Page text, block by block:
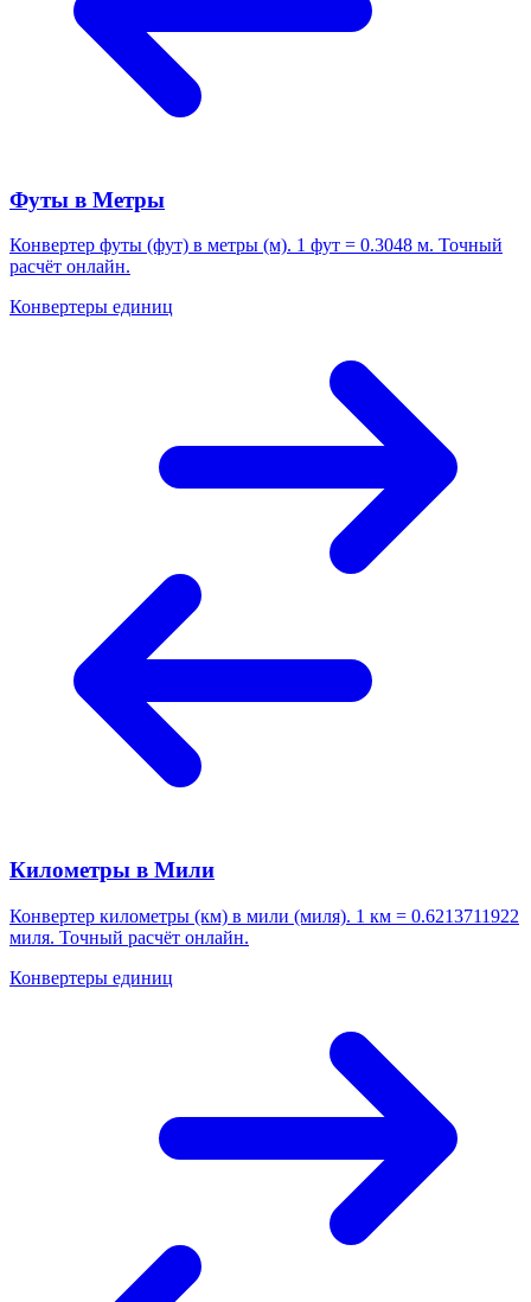
Футы в Метры
Конвертер футы (фут) в метры (м). 1 фут = 0.3048 м. Точный
расчёт онлайн.
Конвертеры единиц
Километры в Мили
Конвертер километры (км) в мили (миля). 1 км = 0.6213711922
миля. Точный расчёт онлайн.
Конвертеры единиц